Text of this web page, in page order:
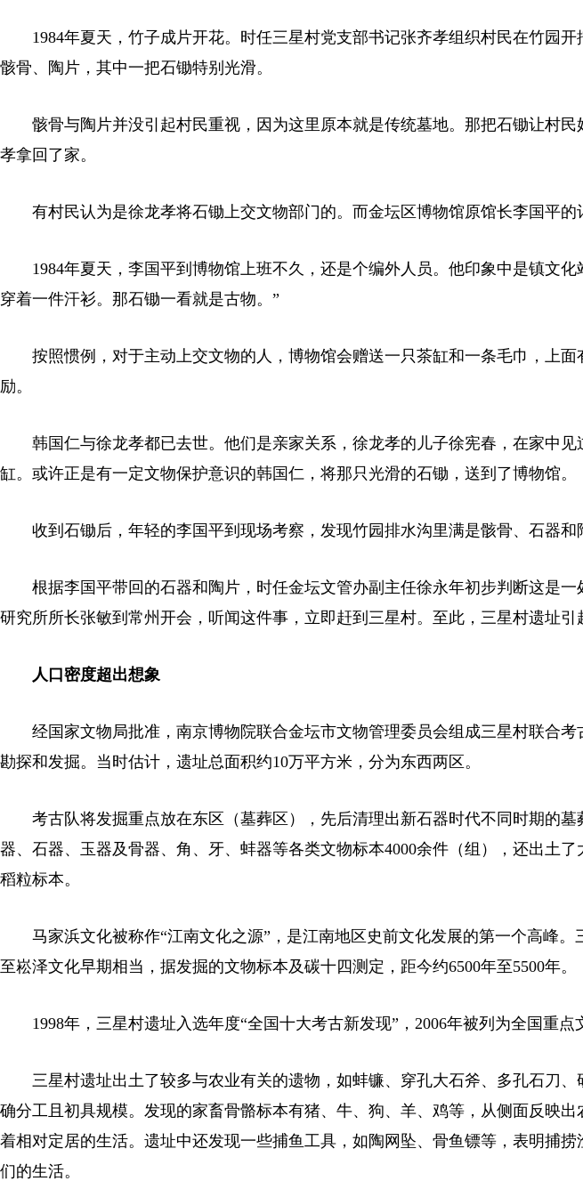
1984年夏天，竹子成片开花。时任三星村党支部书记张齐孝组织村民在竹园开
骸骨、陶片，其中一把石锄特别光滑。
骸骨与陶片并没引起村民重视，因为这里原本就是传统墓地。那把石锄让村民
孝拿回了家。
有村民认为是徐龙孝将石锄上交文物部门的。而金坛区博物馆原馆长李国平的
1984年夏天，李国平到博物馆上班不久，还是个编外人员。他印象中是镇文化
穿着一件汗衫。那石锄一看就是古物。”
按照惯例，对于主动上交文物的人，博物馆会赠送一只茶缸和一条毛巾，上面
励。
韩国仁与徐龙孝都已去世。他们是亲家关系，徐龙孝的儿子徐宪春，在家中见
缸。或许正是有一定文物保护意识的韩国仁，将那只光滑的石锄，送到了博物馆。
收到石锄后，年轻的李国平到现场考察，发现竹园排水沟里满是骸骨、石器和
根据李国平带回的石器和陶片，时任金坛文管办副主任徐永年初步判断这是一
研究所所长张敏到常州开会，听闻这件事，立即赶到三星村。至此，三星村遗址引
人口密度超出想象
经国家文物局批准，南京博物院联合金坛市文物管理委员会组成三星村联合考
勘探和发掘。当时估计，遗址总面积约10万平方米，分为东西两区。
考古队将发掘重点放在东区（墓葬区），先后清理出新石器时代不同时期的墓
器、石器、玉器及骨器、角、牙、蚌器等各类文物标本4000余件（组），还出土
稻粒标本。
马家浜文化被称作“江南文化之源”，是江南地区史前文化发展的第一个高峰。
至崧泽文化早期相当，据发掘的文物标本及碳十四测定，距今约6500年至5500年。
1998年，三星村遗址入选年度“全国十大考古新发现”，2006年被列为全国重点
三星村遗址出土了较多与农业有关的遗物，如蚌镰、穿孔大石斧、多孔石刀、
确分工且初具规模。发现的家畜骨骼标本有猪、牛、狗、羊、鸡等，从侧面反映
着相对定居的生活。遗址中还发现一些捕鱼工具，如陶网坠、骨鱼镖等，表明捕
们的生活。